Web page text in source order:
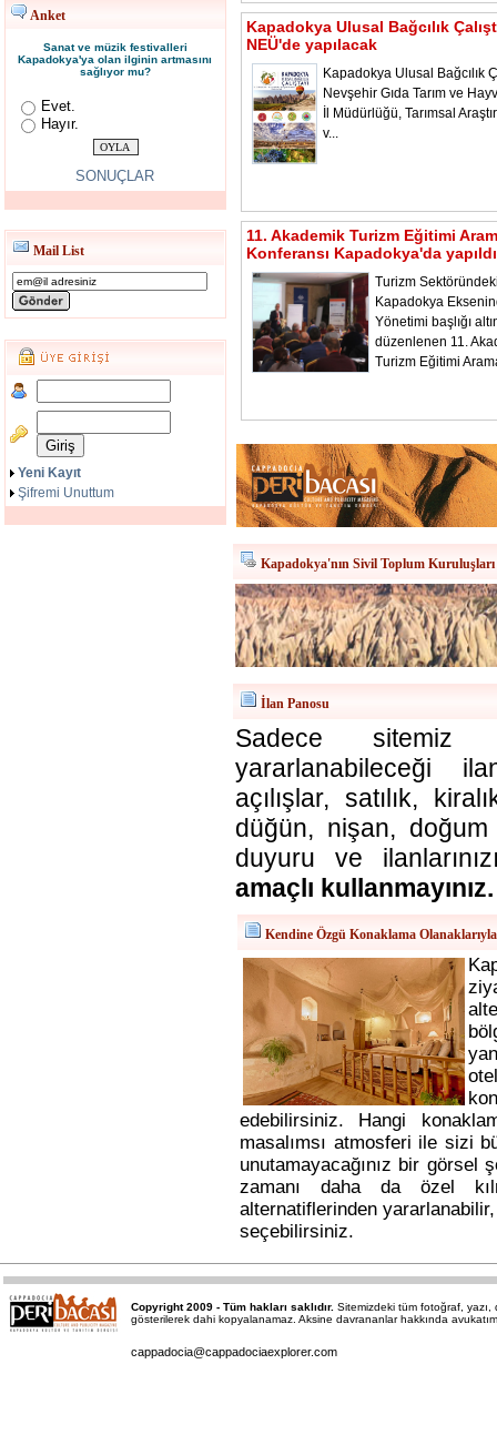
Anket
Sanat ve müzik festivalleri
Kapadokya'ya olan ilginin artmasını
sağlıyor mu?
Evet.
Hayır.
SONUÇLAR
Mail List
Yeni Kayıt
Şifremi Unuttum
Kapadokya Ulusal Bağcılık
NEÜ'de yapılacak
Kapadokya Ulusal Bağcılık
Nevşehir Gıda Tarım ve
İl Müdürlüğü, Tarımsal
v...
11. Akademik Turizm Eğitimi
Konferansı Kapadokya'da yapıldı
Turizm
Kapadokya
Yönetimi başlığı
düzenlenen 11.
Turizm Eğitimi
Kapadokya'nın Sivil Toplum Kuruluşları
İlan Panosu
Sadece sitemiz
yararlanabileceği
açılışlar, satılık,
düğün, nişan,
duyuru ve
amaçlı kullanmayınız.
Kendine Özgü Konaklama
edebilirsiniz. Hangi
masalımsı atmosferi ile sizi
unutamayacağınız bir görsel
zamanı daha da özel
alternatiflerinden
seçebilirsiniz.
Copyright 2009 - Tüm hakları saklıdır. Sitemizdeki tüm fotoğraf, yazı,
gösterilerek dahi kopyalanamaz. Aksine davrananlar hakkında
cappadocia@cappadociaexplorer.com